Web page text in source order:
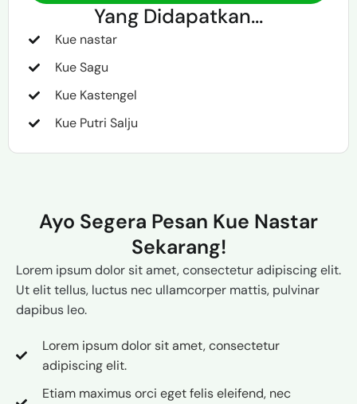
Yang Didapatkan...
Kue nastar
Kue Sagu
Kue Kastengel
Kue Putri Salju
Ayo Segera Pesan Kue Nastar
Sekarang!
Lorem ipsum dolor sit amet, consectetur adipiscing elit.
Ut elit tellus, luctus nec ullamcorper mattis, pulvinar
dapibus leo.
Lorem ipsum dolor sit amet, consectetur
adipiscing elit.
Etiam maximus orci eget felis eleifend, nec